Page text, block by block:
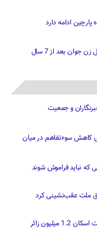
ادامه دارد
بعد از 7 سال
و جمعیت
کاهش سوءتفاهم‌ در میان
که نباید فراموش شوند
ملت عقب‌نشینی کرد
زائر